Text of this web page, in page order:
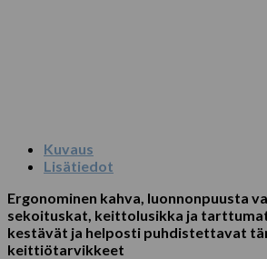
Kuvaus
Lisätiedot
Ergonominen kahva, luonnonpuusta
sekoituskat, keittolusikka ja
kestävät ja helposti puhdistettavat
keittiötarvikkeet